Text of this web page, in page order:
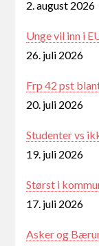
2. august 2026
Unge vil inn i
26. juli 2026
Frp 42 pst
20. juli 2026
Studenter vs
19. juli 2026
Størst i
17. juli 2026
Asker og